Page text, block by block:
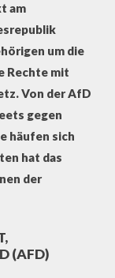
am
um die
Rechte mit
Von der AfD
gegen
häufen sich
hat das
der
(AFD)